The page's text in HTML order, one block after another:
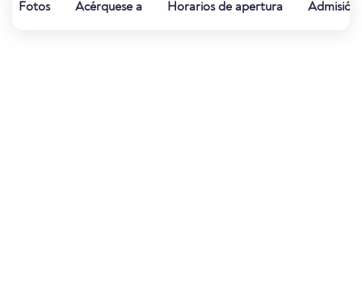
Fotos Acérquese a Horarios de apertura Admisión